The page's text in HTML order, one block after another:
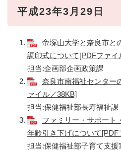
平成23年3月29日
帝塚山大学と奈良市と
調印式について[PDFファイ
担当:企画部企画政策課
奈良市南福祉センター
ァイル／38KB]
担当:保健福祉部長寿福祉課
ファミリー・サポート
年齢引き下げについて[PDF
担当:保健福祉部子育て支援